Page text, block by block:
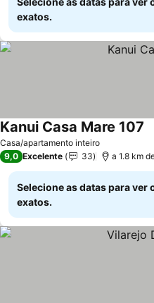
exatos.
Casa/apartamento inteiro
Kanui Casa Mare 107
9,0 Excelente 33 a 1.8 km
Selecione as datas para ver
exatos.